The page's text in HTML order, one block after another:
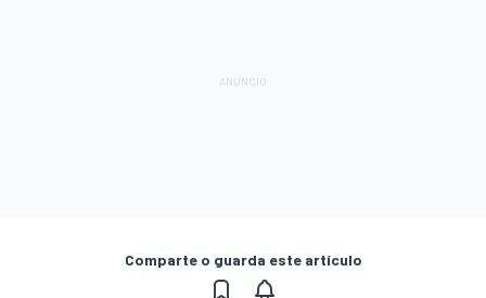
Comparte o guarda este artículo